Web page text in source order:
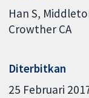
Han S
Crowther CA
Diterbitkan
25 Februari